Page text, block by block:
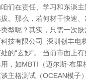
们在责任、学习和东谈
。那么，若何材干快速
型呢？其实，只需一次
技有限公司_深圳创丰电
的“玄妙”。 当前市面上
，如MBTI（迈尔斯-布里
主格测试（OCEAN模子